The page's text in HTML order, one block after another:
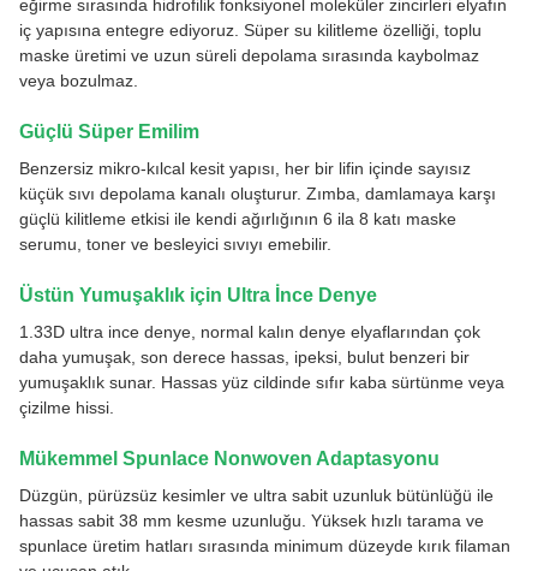
eğirme sırasında hidrofilik fonksiyonel moleküler zincirleri elyafın
iç yapısına entegre ediyoruz. Süper su kilitleme özelliği, toplu
maske üretimi ve uzun süreli depolama sırasında kaybolmaz
veya bozulmaz.
Güçlü Süper Emilim
Benzersiz mikro-kılcal kesit yapısı, her bir lifin içinde sayısız
küçük sıvı depolama kanalı oluşturur. Zımba, damlamaya karşı
güçlü kilitleme etkisi ile kendi ağırlığının 6 ila 8 katı maske
serumu, toner ve besleyici sıvıyı emebilir.
Üstün Yumuşaklık için Ultra İnce Denye
1.33D ultra ince denye, normal kalın denye elyaflarından çok
daha yumuşak, son derece hassas, ipeksi, bulut benzeri bir
yumuşaklık sunar. Hassas yüz cildinde sıfır kaba sürtünme veya
çizilme hissi.
Mükemmel Spunlace Nonwoven Adaptasyonu
Düzgün, pürüzsüz kesimler ve ultra sabit uzunluk bütünlüğü ile
hassas sabit 38 mm kesme uzunluğu. Yüksek hızlı tarama ve
spunlace üretim hatları sırasında minimum düzeyde kırık filaman